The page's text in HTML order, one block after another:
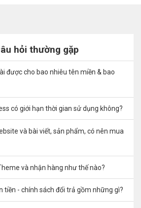
hỏi thường gặp
được cho bao nhiêu tên miền & bao
có giới hạn thời gian sử dụng không?
và bài viết, sản phẩm, có nên mua
và nhận hàng như thế nào?
tiền - chính sách đổi trả gồm những gì?